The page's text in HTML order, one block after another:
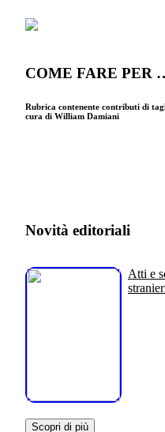
COME FARE PER
Rubrica contenente contributi di
cura di William Damiani
Novità editoriali
Atti e
Scopri di più